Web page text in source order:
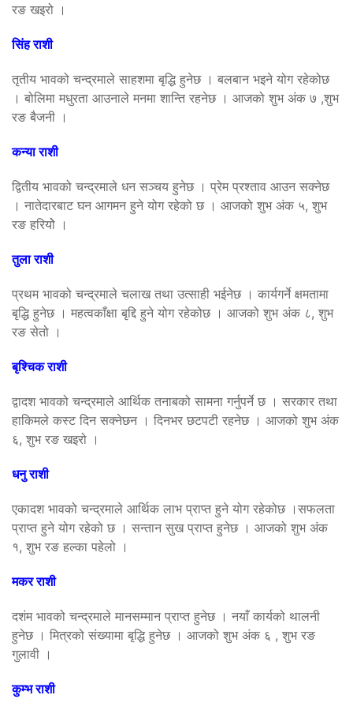
रङ खइरो ।
सिंह राशी
तृतीय भावको चन्द्रमाले साहशमा बृद्धि हुनेछ । बलबान भइने योग रहेकोछ
। बोलिमा मधुरता आउनाले मनमा शान्ति रहनेछ । आजको शुभ अंक ७ ,शुभ
रङ बैजनी ।
कन्या राशी
द्वितीय भावको चन्द्रमाले धन सञ्चय हुनेछ । प्रेम प्रश्ताव आउन सक्नेछ
। नातेदारबाट घन आगमन हुने योग रहेको छ । आजको शुभ अंक ५, शुभ
रङ हरियोे ।
तुला राशी
प्रथम भावको चन्द्रमाले चलाख तथा उत्साही भईनेछ । कार्यगर्ने क्षमतामा
बृद्धि हुनेछ । महत्वकाँक्षा बृद्दि हुने योग रहेकोछ । आजको शुभ अंक ८, शुभ
रङ सेतो ।
बृश्चिक राशी
द्वादश भावको चन्द्रमाले आर्थिक तनाबको सामना गर्नुपर्ने छ । सरकार तथा
हाकिमले कस्ट दिन सक्नेछन । दिनभर छटपटी रहनेछ । आजको शुभ अंक
६, शुभ रङ खइरो ।
धनु राशी
एकादश भावको चन्द्रमाले आर्थिक लाभ प्राप्त हुने योग रहेकोछ ।सफलता
प्राप्त हुने योग रहेको छ । सन्तान सुख प्राप्त हुनेछ । आजको शुभ अंक
१, शुभ रङ हल्का पहेलो ।
मकर राशी
दशंम भावको चन्द्रमाले मानसम्मान प्राप्त हुनेछ । नयाँ कार्यको थालनी
हुनेछ । मित्रको संख्यामा बृद्धि हुनेछ । आजको शुभ अंक ६ , शुभ रङ
गुलावी ।
कुम्भ राशी